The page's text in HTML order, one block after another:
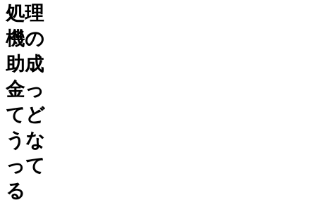
処理
機の
助成
金っ
てど
うな
って
る